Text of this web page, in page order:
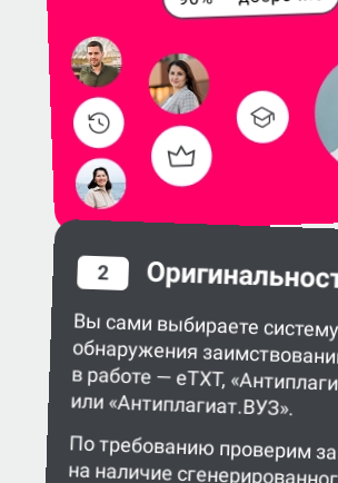
2
Вы сами выбираете систему
обнаружения заимствований
в работе — eTXT, «Антиплагиат»
или «Антиплагиат.ВУЗ».
По требованию проверим
на наличие сгенерированного